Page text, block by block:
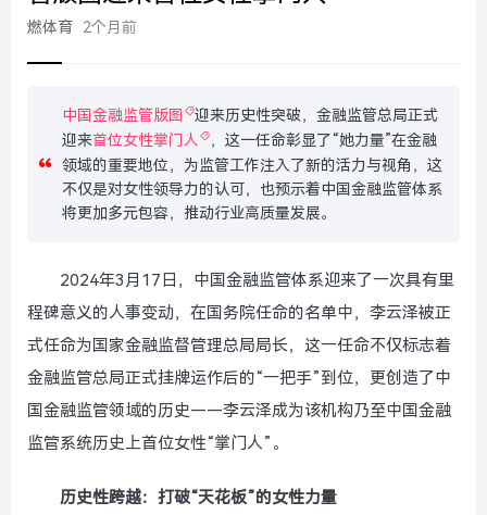
燃体育 2个月前
中国金融监管版图
迎来历史性突破，金融监管总局正式
迎来首位女性掌门人
，这一任命彰显了“她力量”在金融
领域的重要地位，为监管工作注入了新的活力与视角，这
不仅是对女性领导力的认可，也预示着中国金融监管体系
将更加多元包容，推动行业高质量发展。
2024年3月17日，中国金融监管体系迎来了一次具有里
程碑意义的人事变动，在国务院任命的名单中，李云泽被正
式任命为国家金融监督管理总局局长，这一任命不仅标志着
金融监管总局正式挂牌运作后的“一把手”到位，更创造了中
国金融监管领域的历史——李云泽成为该机构乃至中国金融
监管系统历史上首位女性“掌门人”。
历史性跨越：打破“天花板”的女性力量